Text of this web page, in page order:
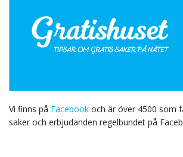
Vi finns på Facebook och är över 4500 som
saker och erbjudanden regelbundet på